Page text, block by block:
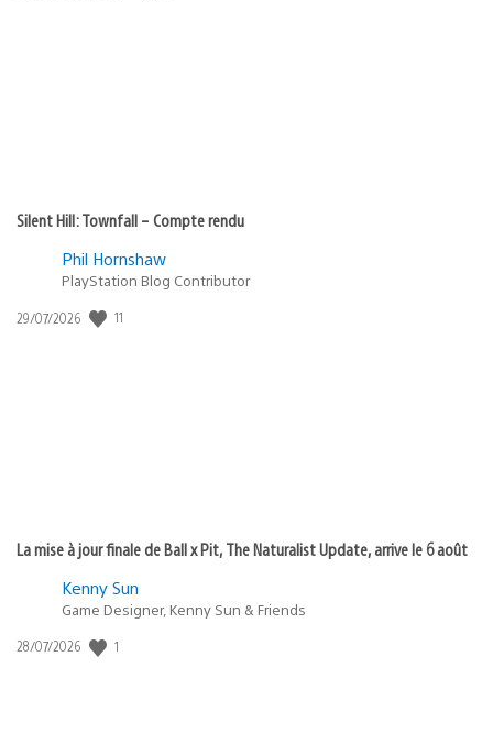
Silent Hill: Townfall – Compte rendu
Phil Hornshaw
PlayStation Blog Contributor
Date
29/07/2026 11
La mise à jour finale de Ball x Pit, The Naturalist Update, arrive le 6 août
Kenny Sun
Game Designer, Kenny Sun & Friends
Date
28/07/2026 1